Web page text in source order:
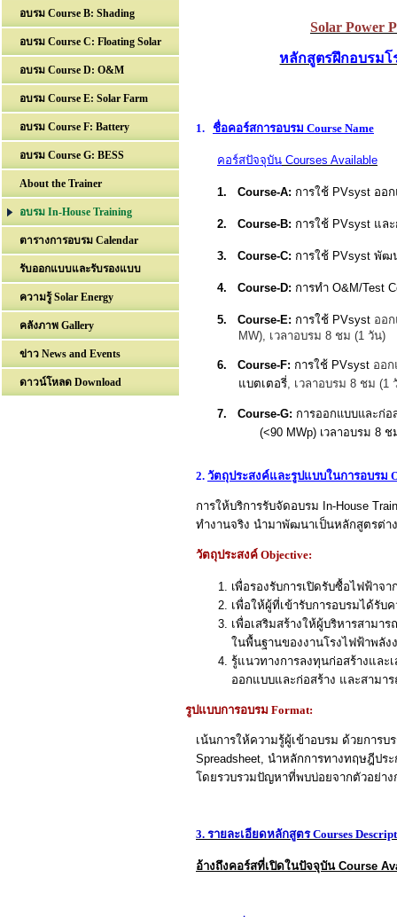
อบรม Course B: Shading
อบรม Course C: Floating Solar
อบรม Course D: O&M
อบรม Course E: Solar Farm
อบรม Course F: Battery
อบรม Course G: BESS
About the Trainer
อบรม In-House Training
ตารางการอบรม Calendar
รับออกแบบและรับรองแบบ
ความรู้ Solar Energy
คลังภาพ Gallery
ข่าว News and Events
ดาวน์โหลด Download
Solar Power
หลักสูตรฝึกอบรม
1. ชื่อคอร์สการอบรม Course Name
คอร์สปัจจุบัน Courses Available
1. Course-A: การใช้ PVsyst ออ
2. Course-B: การใช้ PVsyst แล
3. Course-C: การใช้ PVsyst พัฒ
4. Course-D: การทำ O&M/Test
5. Course-E: การใช้ PVsyst ออ
MW), เวลาอบรม 8 ชม (1 วัน)
6. Course-F: การใช้ PVsyst ออก
แบตเตอรี่, เวลาอบรม 8 ชม (1
7. Course-G: การออกแบบและก่อ
(<90 MWp) เวลาอบรม 8 ชม
2. วัตถุประสงค์และรูปแบบในการอบรม
การให้บริการรับจัดอบรม In-House
ทำงานจริง นำมาพัฒนาเป็นหลักสูตรต่า
วัตถุประสงค์ Objective:
เพื่อรองรับการเปิดรับซื้อไฟฟ้าจ
เพื่อให้ผู้ที่เข้ารับการอบรมได้รับ
เพื่อเสริมสร้างให้ผู้บริหารสามา
ในพื้นฐานของงานโรงไฟฟ้าพลัง
รู้แนวทางการลงทุนก่อสร้างและ
ออกแบบและก่อสร้าง และสามา
รูปแบบการอบรม Format:
เน้นการให้ความรู้ผู้เข้าอบรม ด้วยการบ
Spreadsheet, นำหลักการทางทฤษฎีปร
โดยรวบรวมปัญหาที่พบบ่อยจากตัวอย่าง
3. รายละเอียดหลักสูตรCourses
อ้างถึงคอร์สที่เปิดในปัจจุบันCourse